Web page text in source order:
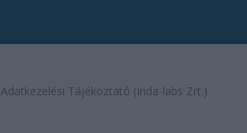
Adatkezelési Tájékoztató (Inda-labs Zrt.)